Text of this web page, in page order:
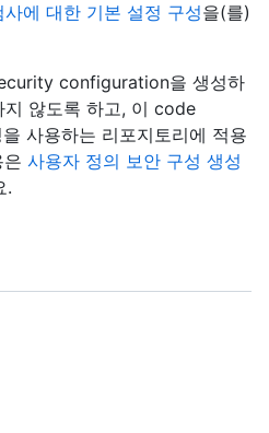
사에 대한 기본 설정 구성을(를)
configuration을 생성하
않도록 하고, 이 code
사용하는 리포지토리에 적용
사용자 정의 보안 구성 생성
.